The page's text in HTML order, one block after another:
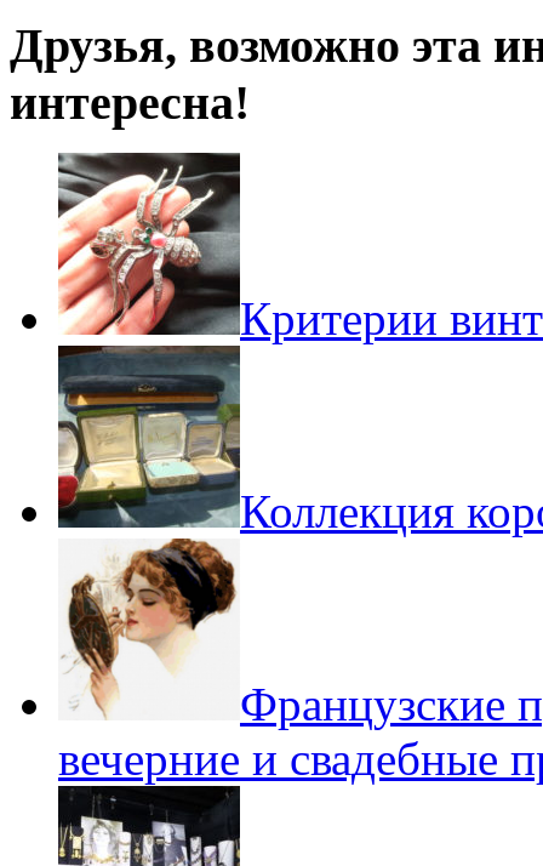
Друзья, возможно эта
интересна!
Критерии
Коллекция
Французские
вечерние и свадебные